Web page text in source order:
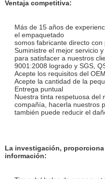
Ventaja competitiva:
Más de 15 años de
el empaquetado
somos fabricante directo con
Suministre el mejor servicio
para satisfacer a nuestros
9001:2008 logrado y SGS,
Acepte los requisitos del
Acepte la cantidad de la
Entrega puntual
Nuestra tinta respetuosa del
compañía, hacerla nuestros
también puede reducir el
La investigación,
información: